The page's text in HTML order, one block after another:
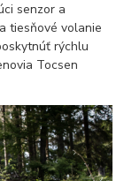
senzor a
tiesňové volanie
rýchlu
Tocsen